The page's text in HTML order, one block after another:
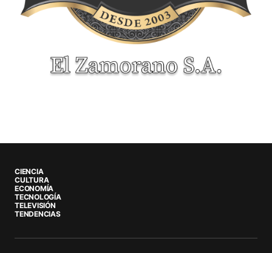
CIENCIA
CULTURA
ECONOMÍA
TECNOLOGÍA
TELEVISIÓN
TENDENCIAS